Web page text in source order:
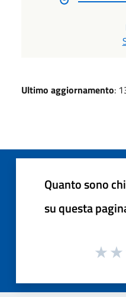
Ultimo aggiornamento:
Quanto sono
su questa